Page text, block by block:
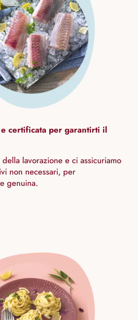
certificata per garantirti il
lavorazione e ci assicuriamo
non necessari, per
genuina.